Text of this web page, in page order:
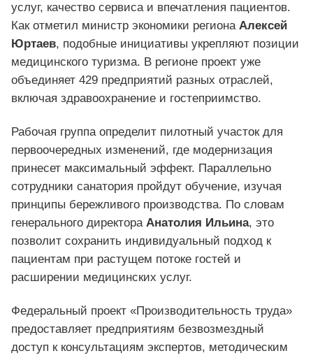
услуг, качество сервиса и впечатления пациентов.
Как отметил министр экономики региона Алексей
Юртаев, подобные инициативы укрепляют позиции
медицинского туризма. В регионе проект уже
объединяет 429 предприятий разных отраслей,
включая здравоохранение и гостеприимство.
Рабочая группа определит пилотный участок для
первоочередных изменений, где модернизация
принесет максимальный эффект. Параллельно
сотрудники санатория пройдут обучение, изучая
принципы бережливого производства. По словам
генерального директора Анатолия Ильина, это
позволит сохранить индивидуальный подход к
пациентам при растущем потоке гостей и
расширении медицинских услуг.
Федеральный проект «Производительность труда»
предоставляет предприятиям безвозмездный
доступ к консультациям экспертов, методическим